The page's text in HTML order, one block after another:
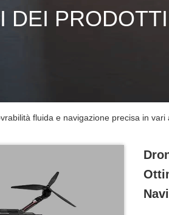
DEI PRODOTTI
fluida e navigazione precisa in vari